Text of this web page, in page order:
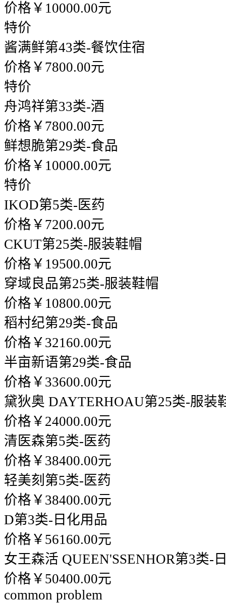
价格￥10000.00元
特价
酱满鲜第43类-餐饮住宿
价格￥7800.00元
特价
舟鸿祥第33类-酒
价格￥7800.00元
鲜想脆第29类-食品
价格￥10000.00元
特价
IKOD第5类-医药
价格￥7200.00元
CKUT第25类-服装鞋帽
价格￥19500.00元
穿域良品第25类-服装鞋帽
价格￥10800.00元
稻村纪第29类-食品
价格￥32160.00元
半亩新语第29类-食品
价格￥33600.00元
黛狄奥 DAYTERHOAU第25类-服装
价格￥24000.00元
清医森第5类-医药
价格￥38400.00元
轻美刻 第5类-医药
价格￥38400.00元
D第3类-日化用品
价格￥56160.00元
女王森活 QUEEN'SSENHOR第3类-
价格￥50400.00元
common problem